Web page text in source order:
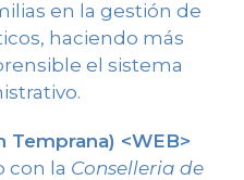
en la gestión de
haciendo más
el sistema
Temprana) <WEB>
con la Conselleria de